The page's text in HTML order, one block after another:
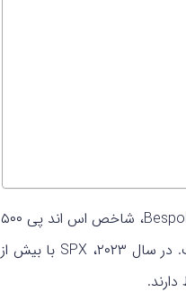
بازارهای سهام ایالات متحده عملکرد مثبتی در هفته گذشته داشتند. به گفته Bespoke، شاخص اس اند پی ۵۰۰
(SPX) برای ۹ هفته متوالی افزایش یافت که بهترین عملکرد از سال ۱۹۸۵ است. در سال ۲۰۲۳، SPX با بیش از